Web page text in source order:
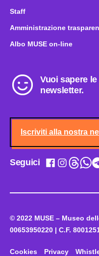
Staff
Amministrazione
Albo MUSE on-line
Vuoi sapere
newsletter.
Iscriviti alla nostra
Seguici
© 2022 MUSE – Museo
00653950220 | C.F.
Cookies Privacy